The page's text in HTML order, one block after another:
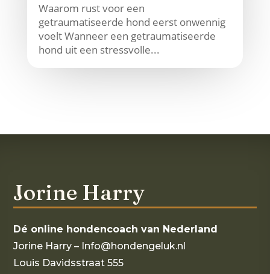
Waarom rust voor een
getraumatiseerde hond eerst onwennig
voelt Wanneer een getraumatiseerde
hond uit een stressvolle...
Jorine Harry
Dé online hondencoach van Nederland
Jorine Harry – Info@hondengeluk.nl
Louis Davidsstraat 555